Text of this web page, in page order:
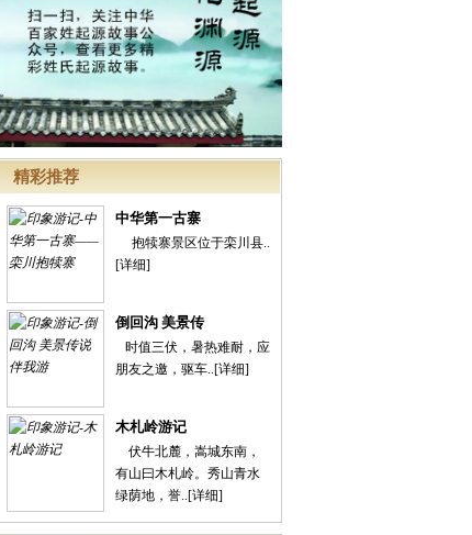
精彩推荐
中华第一古寨
抱犊寨景区位于栾川县..
[详细]
倒回沟 美景传
时值三伏，暑热难耐，应
朋友之邀，驱车..[详细]
木札岭游记
伏牛北麓，嵩城东南，
有山曰木札岭。秀山青水
绿荫地，誉..[详细]